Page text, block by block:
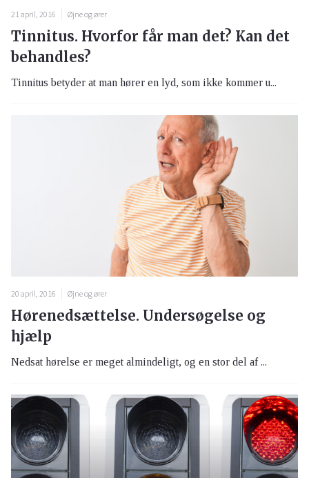
21 april, 2016 Øjne og ører
Tinnitus. Hvorfor får man det? Kan det
behandles?
Tinnitus betyder at man hører en lyd, som ikke kommer u...
20 april, 2016 Øjne og ører
Hørenedsættelse. Undersøgelse og
hjælp
Nedsat hørelse er meget almindeligt, og en stor del af ...